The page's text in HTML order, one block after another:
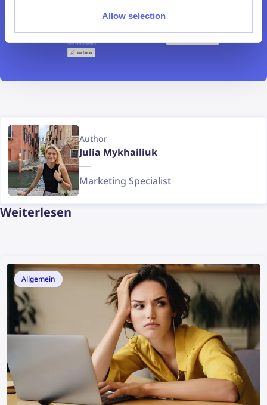
Allow selection
Author
Julia Mykhailiuk
Marketing Specialist
Weiterlesen
Allgemein